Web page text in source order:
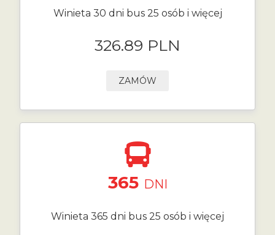
Winieta 30 dni bus 25 osób i więcej
326.89 PLN
ZAMÓW
365 DNI
Winieta 365 dni bus 25 osób i więcej